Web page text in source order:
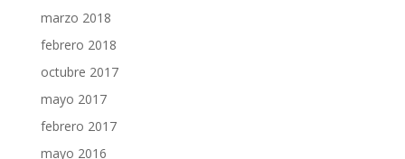
marzo 2018
febrero 2018
octubre 2017
mayo 2017
febrero 2017
mayo 2016